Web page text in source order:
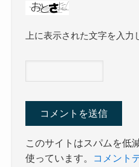
上に表示された文字を入力
このサイトはスパムを低
使っています。
コメント